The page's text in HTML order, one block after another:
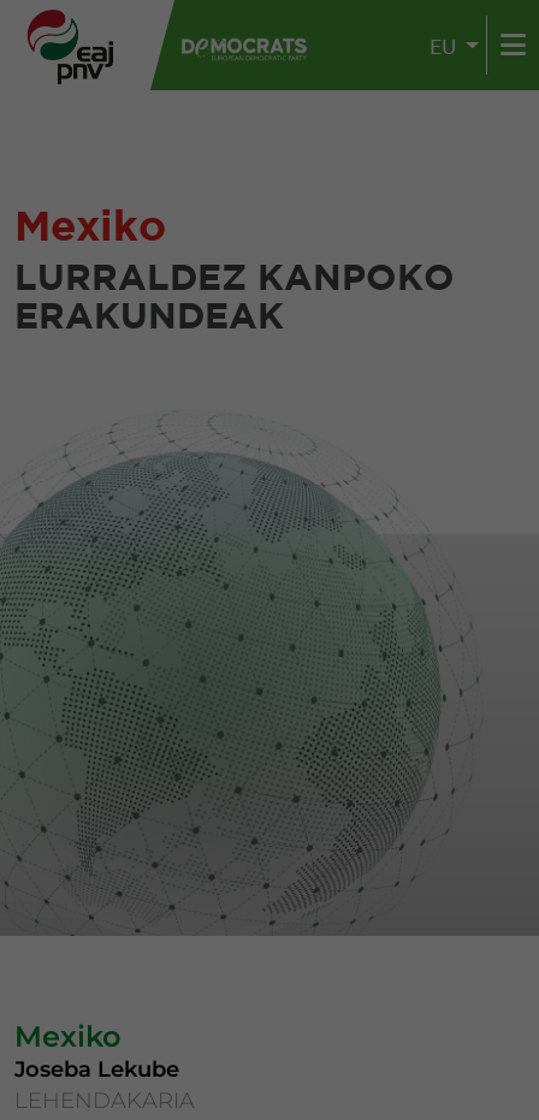
EU
Mexiko
LURRALDEZ KANPOKO
ERAKUNDEAK
Mexiko
Joseba Lekube
LEHENDAKARIA